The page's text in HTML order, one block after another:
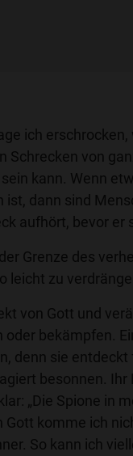
ich
Schrecken von
kann. Wenn
dann sind
aufhört, bevor er
Grenze des
leicht zu
von Gott und
oder bekämpfen.
denn sie
besonnen. Ihr
„Die Spione in
Gott komme ich
So kann ich